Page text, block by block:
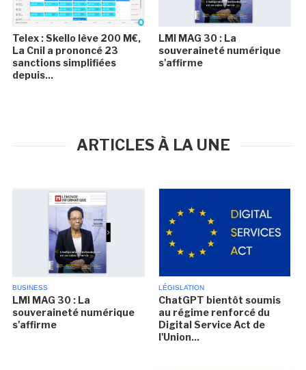
Telex : Skello lève 200 M€,
La Cnil a prononcé 23
sanctions simplifiées
depuis...
LMI MAG 30 : La
souveraineté numérique
s'affirme
ARTICLES À LA UNE
BUSINESS
LMI MAG 30 : La
souveraineté numérique
s'affirme
LÉGISLATION
ChatGPT bientôt soumis
au régime renforcé du
Digital Service Act de
l'Union...